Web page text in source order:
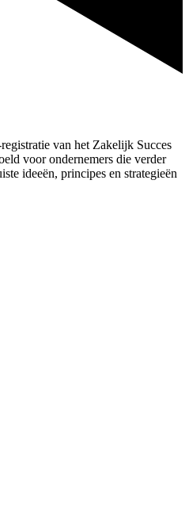
van het Zakelijk Succes
voor ondernemers die verder
ideeën, principes en strategieën